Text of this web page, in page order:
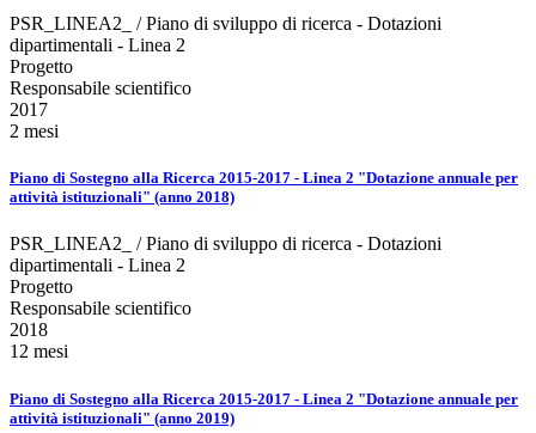
PSR_LINEA2_ / Piano di sviluppo di ricerca - Dotazioni
dipartimentali - Linea 2
Progetto
Responsabile scientifico
2017
2 mesi
Piano di Sostegno alla Ricerca 2015-2017 - Linea 2 "Dotazione annuale per
attività istituzionali" (anno 2018)
PSR_LINEA2_ / Piano di sviluppo di ricerca - Dotazioni
dipartimentali - Linea 2
Progetto
Responsabile scientifico
2018
12 mesi
Piano di Sostegno alla Ricerca 2015-2017 - Linea 2 "Dotazione annuale per
attività istituzionali" (anno 2019)